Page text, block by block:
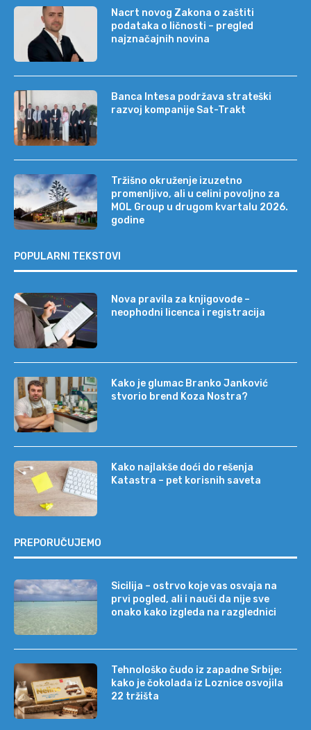
Nacrt novog Zakona o zaštiti
podataka o ličnosti – pregled
najznačajnih novina
Banca Intesa podržava strateški
razvoj kompanije Sat-Trakt
Tržišno okruženje izuzetno
promenljivo, ali u celini povoljno za
MOL Group u drugom kvartalu 2026.
godine
POPULARNI TEKSTOVI
Nova pravila za knjigovođe –
neophodni licenca i registracija
Kako je glumac Branko Janković
stvorio brend Koza Nostra?
Kako najlakše doći do rešenja
Katastra – pet korisnih saveta
PREPORUČUJEMO
Sicilija – ostrvo koje vas osvaja na
prvi pogled, ali i nauči da nije sve
onako kako izgleda na razglednici
Tehnološko čudo iz zapadne Srbije:
kako je čokolada iz Loznice osvojila
22 tržišta